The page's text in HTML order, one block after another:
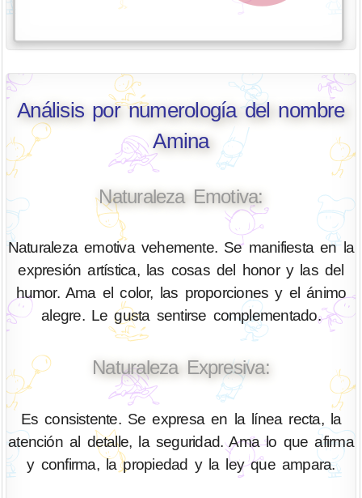
Análisis por numerología del nombre
Amina
Naturaleza Emotiva:
Naturaleza emotiva vehemente. Se manifiesta en la
expresión artística, las cosas del honor y las del
humor. Ama el color, las proporciones y el ánimo
alegre. Le gusta sentirse complementado.
Naturaleza Expresiva:
Es consistente. Se expresa en la línea recta, la
atención al detalle, la seguridad. Ama lo que afirma
y confirma, la propiedad y la ley que ampara.